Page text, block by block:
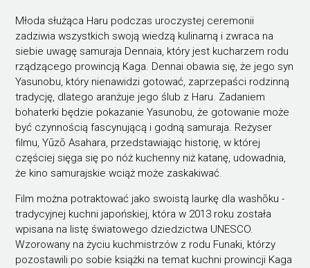
Młoda służąca Haru podczas uroczystej ceremonii
zadziwia wszystkich swoją wiedzą kulinarną i zwraca na
siebie uwagę samuraja Dennaia, który jest kucharzem rodu
rządzącego prowincją Kaga. Dennai obawia się, że jego syn
Yasunobu, który nienawidzi gotować, zaprzepaści rodzinną
tradycję, dlatego aranżuje jego ślub z Haru. Zadaniem
bohaterki będzie pokazanie Yasunobu, że gotowanie może
być czynnością fascynującą i godną samuraja. Reżyser
filmu, Yūzō Asahara, przedstawiając historię, w której
częściej sięga się po nóż kuchenny niż katanę, udowadnia,
że kino samurajskie wciąż może zaskakiwać.
Film można potraktować jako swoistą laurkę dla washōku -
tradycyjnej kuchni japońskiej, która w 2013 roku została
wpisana na listę światowego dziedzictwa UNESCO.
Wzorowany na życiu kuchmistrzów z rodu Funaki, którzy
pozostawili po sobie książki na temat kuchni prowincji Kaga